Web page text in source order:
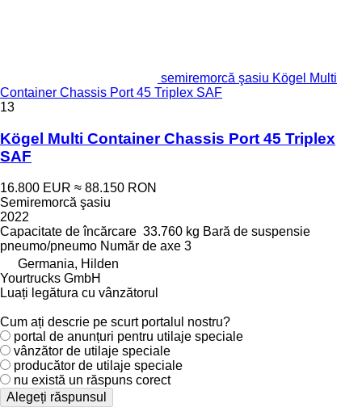
semiremorcă şasiu Kögel Multi
Container Chassis Port 45 Triplex SAF
13
Kögel Multi Container Chassis Port 45 Triplex
SAF
16.800 EUR ≈ 88.150 RON
Semiremorcă şasiu
2022
Capacitate de încărcare 33.760 kg Bară de suspensie
pneumo/pneumo Număr de axe 3
Germania, Hilden
Yourtrucks GmbH
Luați legătura cu vânzătorul
Cum ați descrie pe scurt portalul nostru?
portal de anunțuri pentru utilaje speciale
vânzător de utilaje speciale
producător de utilaje speciale
nu există un răspuns corect
Alegeți răspunsul